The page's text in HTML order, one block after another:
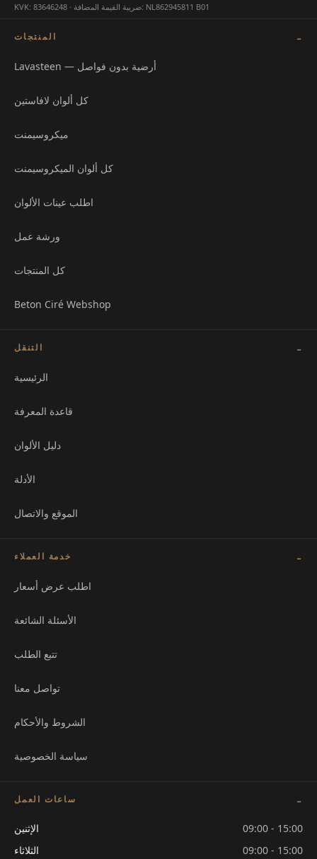
KVK: 83646248 · ضريبة القيمة المضافة: NL862945811 B01
المنتجات
Lavasteen — أرضية بدون فواصل
كل ألوان لافاستين
ميكروسيمنت
كل ألوان الميكروسيمنت
اطلب عينات الألوان
ورشة عمل
كل المنتجات
Beton Ciré Webshop
التنقل
الرئيسية
قاعدة المعرفة
دليل الألوان
الأدلة
الموقع والاتصال
خدمة العملاء
اطلب عرض أسعار
الأسئلة الشائعة
تتبع الطلب
تواصل معنا
الشروط والأحكام
سياسة الخصوصية
ساعات العمل
الإثنين
09:00 - 15:00
الثلاثاء
09:00 - 15:00